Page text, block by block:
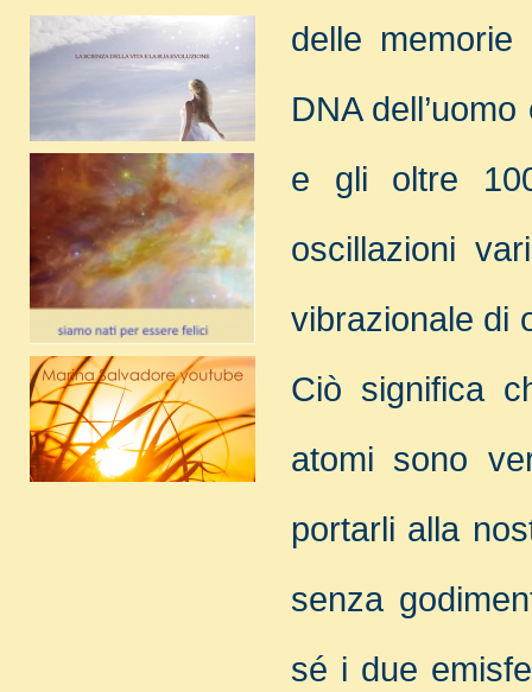
delle memorie
DNA
e gli oltre
oscillazioni
vibrazionale di
Ciò significa
atomi sono
portarli alla
senza
sé i due